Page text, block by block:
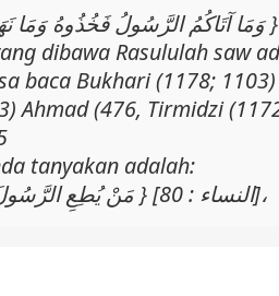
dibawa Rasululah saw
baca Bukhari (1178;
Ahmad (476, Tirmidzi
tanyakan adalah:
{ مَنْ يُطِعِ الرَّسُولَ فَقَدْ أَطَاعَ اللَّهَ } [النساء : 80]،